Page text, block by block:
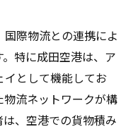
際物流との連携によ
特に成田空港は、ア
として機能してお
流ネットワークが構
、空港での貨物積み